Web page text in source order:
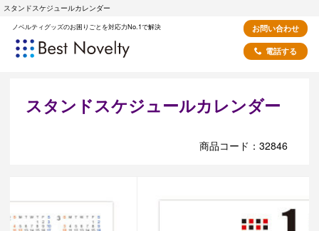
スタンドスケジュールカレンダー
ノベルティグッズのお困りごとを対応力No.1で解決
お問い合わせ
電話する
スタンドスケジュールカレンダー
商品コード：32846